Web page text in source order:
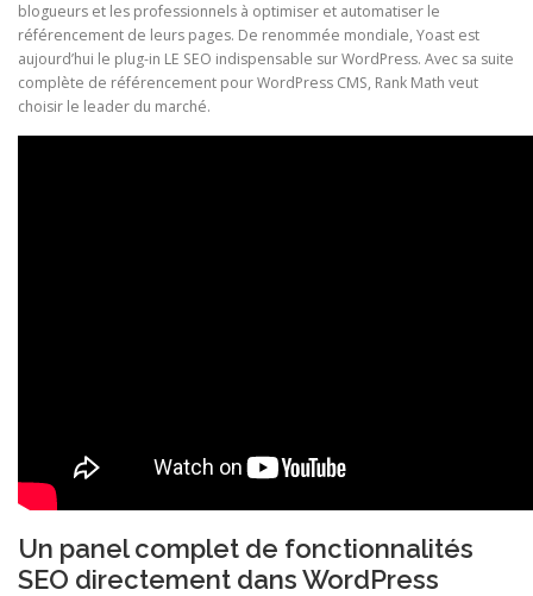
blogueurs et les professionnels à optimiser et automatiser le
référencement de leurs pages. De renommée mondiale, Yoast est
aujourd’hui le plug-in LE SEO indispensable sur WordPress. Avec sa suite
complète de référencement pour WordPress CMS, Rank Math veut
choisir le leader du marché.
Un panel complet de fonctionnalités
SEO directement dans WordPress